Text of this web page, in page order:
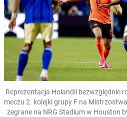
Re­pre­zen­ta­cja Ho­lan­dii bez­względ­nie
meczu 2. kolejki grupy F na
ze­gra­ne na NRG Stadium w Houston